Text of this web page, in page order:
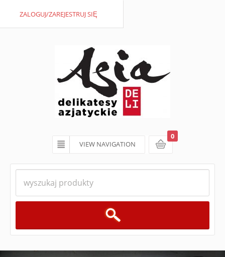
VIEW NAVIGATION
ZALOGUJ/ZAREJESTRUJ SIĘ
koszyk
0